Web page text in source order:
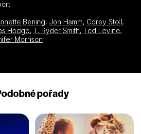
Bening, Jon Hamm, Corey Stoll,
Hodge, T. Ryder Smith, Ted Levine,
Morrison
pořady